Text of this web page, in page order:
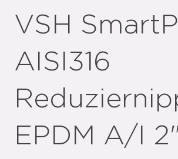
VSH
AISI316
EPDM A/I